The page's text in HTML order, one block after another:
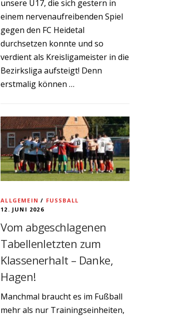
unsere U17, die sich gestern in
einem nervenaufreibenden Spiel
gegen den FC Heidetal
durchsetzen konnte und so
verdient als Kreisligameister in die
Bezirksliga aufsteigt! Denn
erstmalig können …
ALLGEMEIN / FUSSBALL
12. JUNI 2026
Vom abgeschlagenen
Tabellenletzten zum
Klassenerhalt – Danke,
Hagen!
Manchmal braucht es im Fußball
mehr als nur Trainingseinheiten,